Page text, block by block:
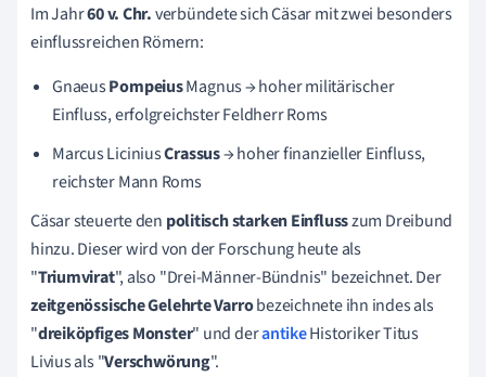
Im Jahr60 v. Chr.verbündete sich Cäsar mit zwei besonders
einflussreichen Römern:
GnaeusPompeiusMagnus → hoher militärischer
Einfluss, erfolgreichster Feldherr Roms
Marcus LiciniusCrassus→ hoher finanzieller Einfluss,
reichster Mann Roms
Cäsar steuerte den politisch starken Einflusszum Dreibund
hinzu. Dieser wird von der Forschung heute als
"Triumvirat", also "Drei-Männer-Bündnis" bezeichnet. Der
zeitgenössische Gelehrte Varrobezeichnete ihn indes als
"dreiköpfiges Monster" und derantikeHistoriker Titus
Livius als "Verschwörung".